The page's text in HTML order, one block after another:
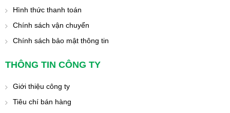
Hình thức thanh toán
Chính sách vận chuyển
Chính sách bảo mật thông tin
THÔNG TIN CÔNG TY
Giới thiệu công ty
Tiêu chí bán hàng